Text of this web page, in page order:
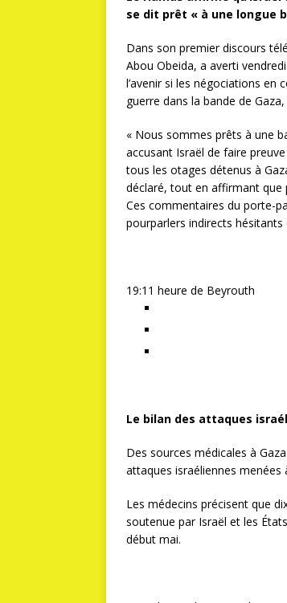
se dit prêt « à une longue
Dans son premier discours
Abou Obeida, a averti
l’avenir si les négociations en
guerre dans la bande de
« Nous sommes prêts à une
accusant Israël de faire
tous les otages détenus à
déclaré, tout en affirmant que
Ces commentaires du porte-
pourparlers indirects hésitants
19:11 heure de Beyrouth
Le bilan des attaques
Des sources médicales à
attaques israéliennes menées
Les médecins précisent que
soutenue par Israël et les
début mai.